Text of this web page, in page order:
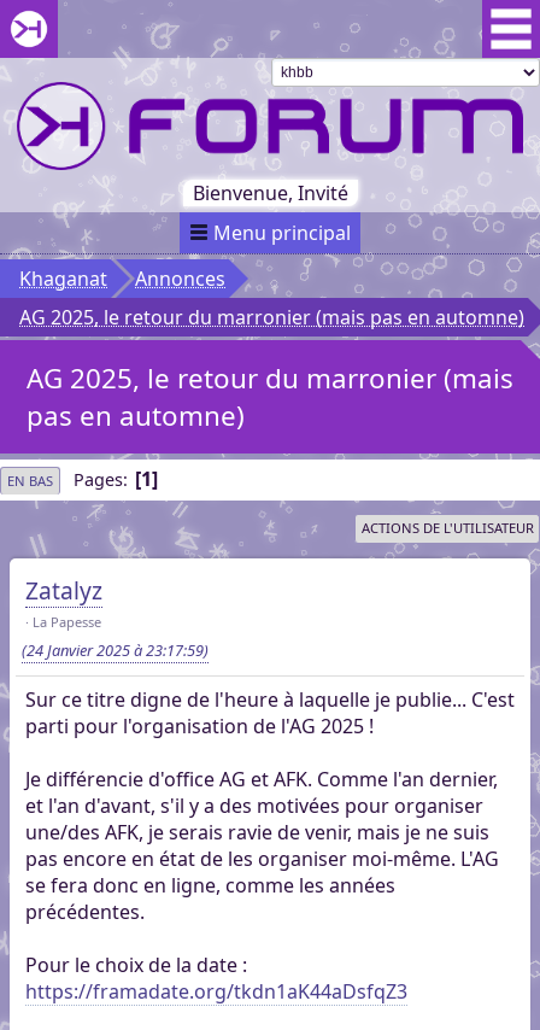
Aller au menu du forum
Aller au contenu du forum
Aller à la recherche dans le forum
Passer le
menu
Khaganat
Retour
au début
du menu
Khaganat
Bienvenue, Invité
Menu principal
Khaganat
Annonces
AG 2025, le retour du marronier (mais pas en automne)
AG 2025, le retour du marronier (mais
pas en automne)
EN BAS Pages 1
ACTIONS DE L'UTILISATEUR
Zatalyz
La Papesse
(24 Janvier 2025 à 23:17:59)
Sur ce titre digne de l'heure à laquelle je publie... C'est
parti pour l'organisation de l'AG 2025 !
Je différencie d'office AG et AFK. Comme l'an dernier,
et l'an d'avant, s'il y a des motivées pour organiser
une/des AFK, je serais ravie de venir, mais je ne suis
pas encore en état de les organiser moi-même. L'AG
se fera donc en ligne, comme les années
précédentes.
Pour le choix de la date :
https://framadate.org/tkdn1aK44aDsfqZ3